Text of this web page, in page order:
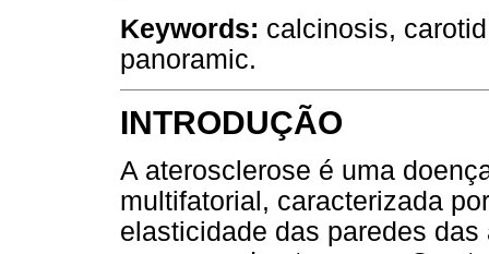
Keywords: calcinosis,
panoramic.
INTRODUÇÃO
A aterosclerose é uma
multifatorial, caracterizada
elasticidade das paredes